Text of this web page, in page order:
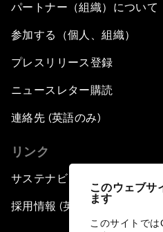
このウェブサ
ます
このサイトで
パートナー（組織）について
参加する（個人、組織）
プレスリリース登録
ニュースレター購読
連絡先 (英語のみ)
リンク
サステナビリティへの取り組み
採用情報 (英語のみ)